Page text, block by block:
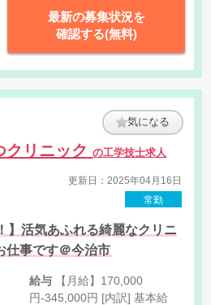
最新の募集状況を
確認する(無料)
気になる
クリニックの工学技士求人
更新日：2025年04月16日
常勤
】活気あふれる綺麗なクリニ
仕事です＠今治市
給与
円-345,000円 [内訳] 基本給